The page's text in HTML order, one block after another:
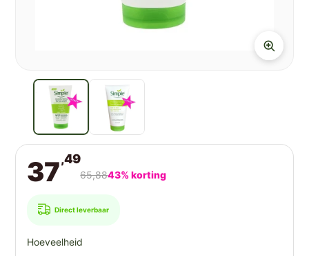
37,49
65,8843% korting
Direct leverbaar
Hoeveelheid